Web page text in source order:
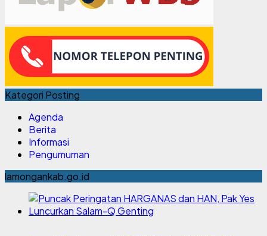
Kategori Posting
Agenda
Berita
Informasi
Pengumuman
lamongankab.go.id